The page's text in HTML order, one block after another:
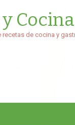
recetas de cocina y